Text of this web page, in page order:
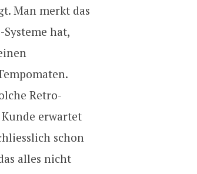
Man merkt das
hat,
Retro-
erwartet
schon
alles nicht